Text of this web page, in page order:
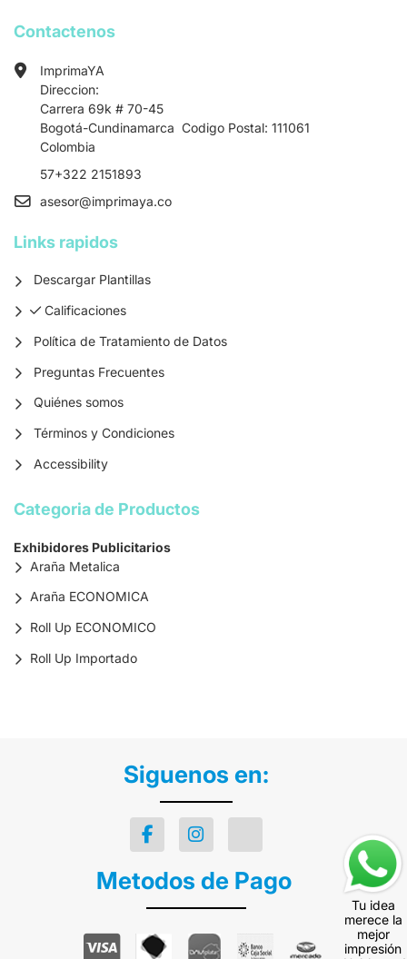
Contactenos
ImprimaYA
Direccion:
Carrera 69k # 70-45
Bogotá-Cundinamarca Codigo Postal: 111061
Colombia
57+322 2151893
asesor@imprimaya.co
Links rapidos
Descargar Plantillas
Calificaciones
Calificaciones
Política de Tratamiento de Datos
Preguntas Frecuentes
Quiénes somos
Términos y Condiciones
Accessibility
Categoria de Productos
Exhibidores Publicitarios
Araña Metalica
Araña ECONOMICA
Roll Up ECONOMICO
Roll Up Importado
Siguenos en:
Metodos de Pago
Tu idea
merece la
mejor
impresión